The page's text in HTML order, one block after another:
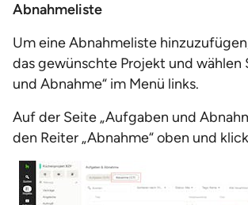
Abnahmeliste
Um eine Abnahmeliste
das gewünschte Projekt und wählen
und Abnahme“ im Menü links.
Auf der Seite „Aufgaben und
den Reiter „Abnahme“ oben und